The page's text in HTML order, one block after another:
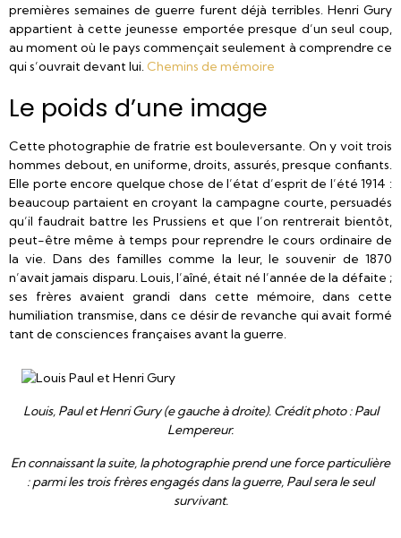
premières semaines de guerre furent déjà terribles. Henri Gury
appartient à cette jeunesse emportée presque d’un seul coup,
au moment où le pays commençait seulement à comprendre ce
qui s’ouvrait devant lui. Chemins de mémoire
Le poids d’une image
Cette photographie de fratrie est bouleversante. On y voit trois
hommes debout, en uniforme, droits, assurés, presque confiants.
Elle porte encore quelque chose de l’état d’esprit de l’été 1914 :
beaucoup partaient en croyant la campagne courte, persuadés
qu’il faudrait battre les Prussiens et que l’on rentrerait bientôt,
peut-être même à temps pour reprendre le cours ordinaire de
la vie. Dans des familles comme la leur, le souvenir de 1870
n’avait jamais disparu. Louis, l’aîné, était né l’année de la défaite ;
ses frères avaient grandi dans cette mémoire, dans cette
humiliation transmise, dans ce désir de revanche qui avait formé
tant de consciences françaises avant la guerre.
Louis, Paul et Henri Gury (e gauche à droite). Crédit photo : Paul
Lempereur.
En connaissant la suite, la photographie prend une force particulière
: parmi les trois frères engagés dans la guerre, Paul sera le seul
survivant.